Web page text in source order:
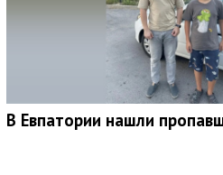
В Евпатории нашли